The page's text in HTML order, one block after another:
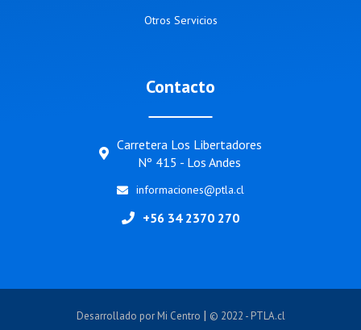
Otros Servicios
Contacto
Carretera Los Libertadores
Nº 415 - Los Andes
informaciones@ptla.cl
+56 34 2370 270
Desarrollado por Mi Centro | © 2022 - PTLA.cl